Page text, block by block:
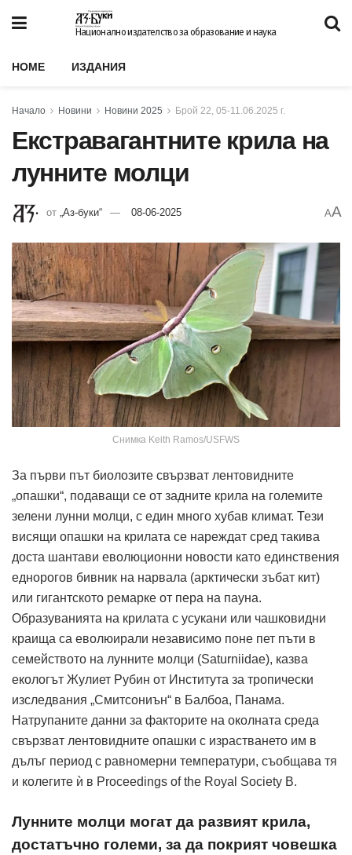
Национално издателство за образование и наука
HOME ИЗДАНИЯ
Начало Новини Новини 2025 Брой 22, 05-11.06.2025 г.
Екстравагантните крила на
лунните молци
от „Аз-буки“ 08-06-2025 AA
Снимка Keith Ramos/USFWS
За първи път биолозите свързват лентовидните
„опашки“, подаващи се от задните крила на големите
зелени лунни молци, с един много хубав климат. Тези
висящи опашки на крилата се нареждат сред такива
доста шантави еволюционни новости като единствения
еднорогов бивник на нарвала (арктически зъбат кит)
или гигантското ремарке от пера на пауна.
Образуванията на крилата с усукани или чашковидни
краища са еволюирали независимо поне пет пъти в
семейството на лунните молци (Saturniidae), казва
екологът Жулиет Рубин от Института за тропически
изследвания „Смитсониън“ в Балбоа, Панама.
Натрупаните данни за факторите на околната среда
свързват лентовидните опашки с израстването им в
дълъг период с равномерни температури, съобщава тя
и колегите ѝ в Proceedings of the Royal Society B.
Лунните молци могат да развият крила,
достатъчно големи, за да покрият човешка